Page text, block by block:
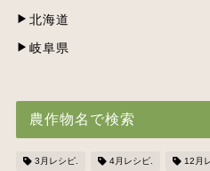
北海道
岐阜県
農作物名で検索
3月レシピ. 4月レシピ. 12月